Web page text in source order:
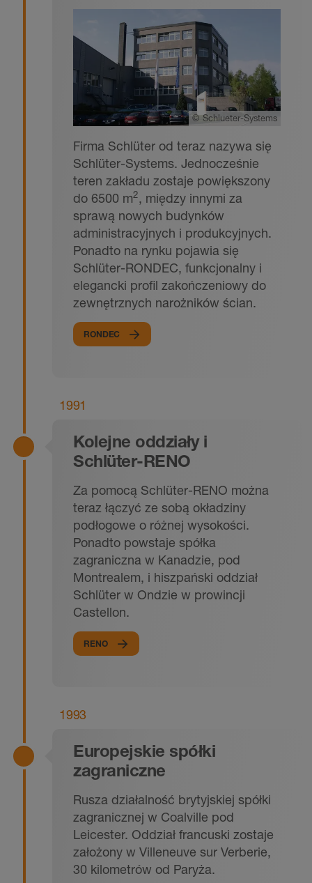
© Schlueter-Systems
Firma Schlüter od teraz nazywa się
Schlüter-Systems. Jednocześnie
teren zakładu zostaje powiększony
do 6500 m2, między innymi za
sprawą nowych budynków
administracyjnych i produkcyjnych.
Ponadto na rynku pojawia się
Schlüter-RONDEC, funkcjonalny i
elegancki profil zakończeniowy do
zewnętrznych narożników ścian.
RONDEC
1991
Kolejne oddziały i
Schlüter-RENO
Za pomocą Schlüter-RENO można
teraz łączyć ze sobą okładziny
podłogowe o różnej wysokości.
Ponadto powstaje spółka
zagraniczna w Kanadzie, pod
Montrealem, i hiszpański oddział
Schlüter w Ondzie w prowincji
Castellon.
RENO
1993
Europejskie spółki
zagraniczne
Rusza działalność brytyjskiej spółki
zagranicznej w Coalville pod
Leicester. Oddział francuski zostaje
założony w Villeneuve sur Verberie,
30 kilometrów od Paryża.